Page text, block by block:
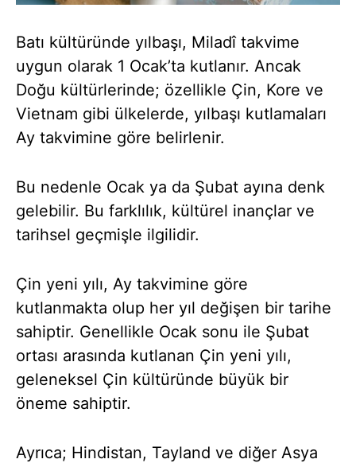
Batı kültüründe yılbaşı, Miladî takvime
uygun olarak 1 Ocak’ta kutlanır. Ancak
Doğu kültürlerinde; özellikle Çin, Kore ve
Vietnam gibi ülkelerde, yılbaşı kutlamaları
Ay takvimine göre belirlenir.
Bu nedenle Ocak ya da Şubat ayına denk
gelebilir. Bu farklılık, kültürel inançlar ve
tarihsel geçmişle ilgilidir.
Çin yeni yılı, Ay takvimine göre
kutlanmakta olup her yıl değişen bir tarihe
sahiptir. Genellikle Ocak sonu ile Şubat
ortası arasında kutlanan Çin yeni yılı,
geleneksel Çin kültüründe büyük bir
öneme sahiptir.
Ayrıca; Hindistan, Tayland ve diğer Asya